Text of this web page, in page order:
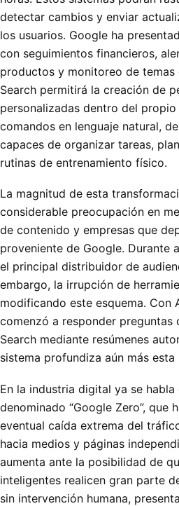
detectar cambios y enviar
los usuarios. Google ha
con seguimientos financieros,
productos y monitoreo de temas
Search permitirá la creación de
personalizadas dentro del
comandos en lenguaje natural,
capaces de organizar tareas,
rutinas de entrenamiento físico.
La magnitud de esta
considerable preocupación en
de contenido y empresas que
proveniente de Google. Durante
el principal distribuidor de
embargo, la irrupción de
modificando este esquema. Con
comenzó a responder
Search mediante resúmenes
sistema profundiza aún más esta
En la industria digital ya se
denominado “Google Zero”, que
eventual caída extrema del
hacia medios y páginas
aumenta ante la posibilidad de
inteligentes realicen gran parte
sin intervención humana,